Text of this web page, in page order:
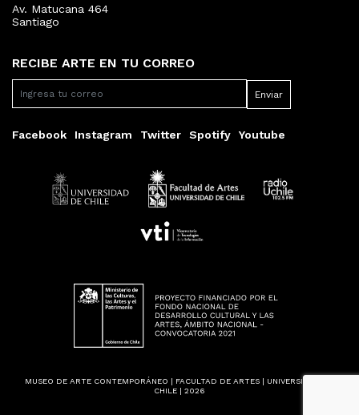
RECIBE ARTE EN TU CORREO
Facebook Instagram Twitter Spotify Youtube
Av. Matucana 464
Santiago
MUSEO DE ARTE CONTEMPORÁNEO | FACULTAD DE ARTES | UNIVERSIDAD DE
CHILE | 2026